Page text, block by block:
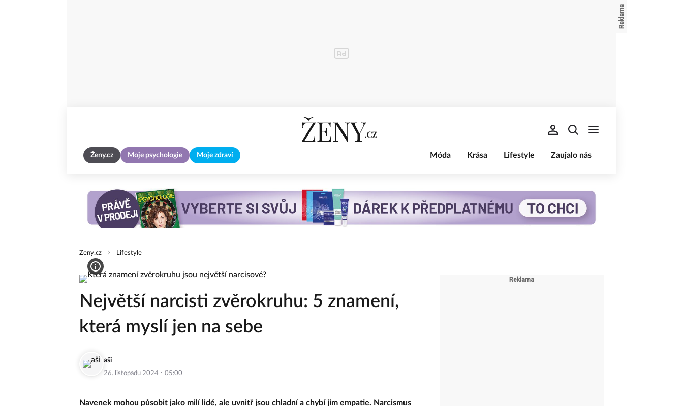
Ženy.cz Moje psychologie Moje zdraví Móda Krása Lifestyle Zaujalo nás
Zeny.cz Lifestyle
Největší narcisti zvěrokruhu: 5 znamení,
která myslí jen na sebe
aši
26. listopadu 2024 · 05:00
Navenek mohou působit jako milí lidé, ale uvnitř jsou chladní a chybí jim empatie. Narcismus